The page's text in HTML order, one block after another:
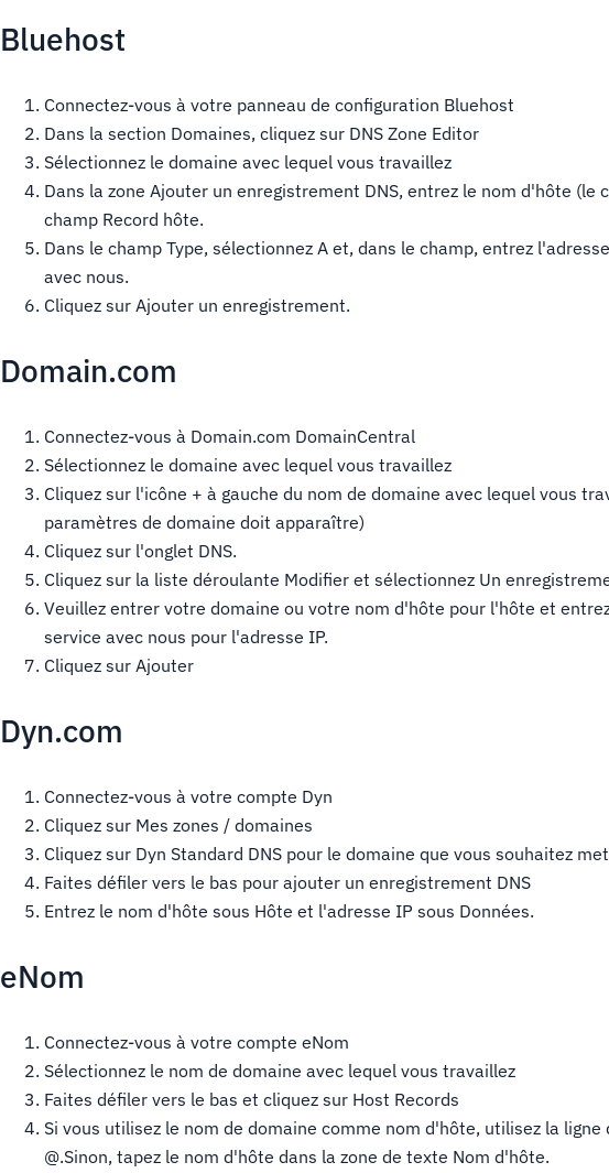
Bluehost
Connectez-vous à votre panneau de configuration Bluehost
Dans la section Domaines, cliquez sur DNS Zone Editor
Sélectionnez le domaine avec lequel vous travaillez
Dans la zone Ajouter un enregistrement DNS, entrez le nom d'hôte (le
champ Record hôte.
Dans le champ Type, sélectionnez A et, dans le champ, entrez
avec nous.
Cliquez sur Ajouter un enregistrement.
Domain.com
Connectez-vous à Domain.com DomainCentral
Sélectionnez le domaine avec lequel vous travaillez
Cliquez sur l'icône + à gauche du nom de domaine avec lequel vous
paramètres de domaine doit apparaître)
Cliquez sur l'onglet DNS.
Cliquez sur la liste déroulante Modifier et sélectionnez Un
Veuillez entrer votre domaine ou votre nom d'hôte pour l'hôte et
service avec nous pour l'adresse IP.
Cliquez sur Ajouter
Dyn.com
Connectez-vous à votre compte Dyn
Cliquez sur Mes zones / domaines
Cliquez sur Dyn Standard DNS pour le domaine que vous souhaitez
Faites défiler vers le bas pour ajouter un enregistrement DNS
Entrez le nom d'hôte sous Hôte et l'adresse IP sous Données.
eNom
Connectez-vous à votre compte eNom
Sélectionnez le nom de domaine avec lequel vous travaillez
Faites défiler vers le bas et cliquez sur Host Records
Si vous utilisez le nom de domaine comme nom d'hôte, utilisez la ligne
@.Sinon, tapez le nom d'hôte dans la zone de texte Nom d'hôte.